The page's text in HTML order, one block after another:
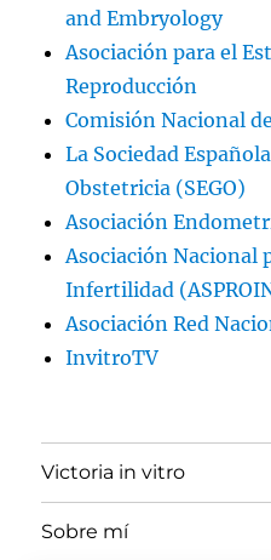
and Embryology
Asociación para el
Reproducción
Comisión Nacional
La Sociedad
Obstetricia (SEGO)
Asociación
Asociación Nacional
Infertilidad
Asociación Red
InvitroTV
Victoria in vitro
Sobre mí